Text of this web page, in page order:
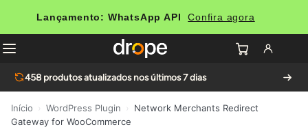
Lançamento: WhatsApp API Confira agora
458 produtos atualizados nos últimos 7 dias
Início WordPress Plugin
Network Merchants Redirect
Gateway for WooCommerce